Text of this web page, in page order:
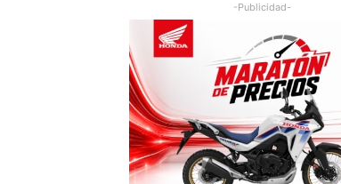
-Publicidad-